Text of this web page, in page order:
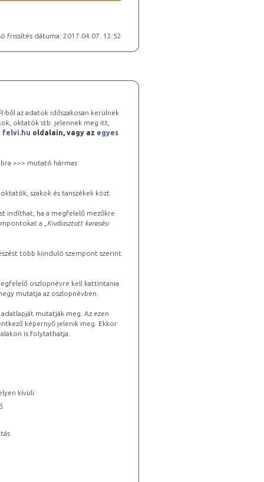
frissítés dátuma: 2017.04.07. 12:52
ből az adatok időszakosan kerülnek
oktatók stb. jelennek meg itt,
felvi.hu oldalain, vagy az egyes
>>> mutató hármas
szakok és tanszékek közt.
indíthat, ha a megfelelő mezőkre
a „ Kiválasztott keresési
több kiinduló szempont szerint
oszlopnévre kell kattintania
mutatja az oszlopnévben.
mutatják meg. Az ezen
képernyő jelenik meg. Ekkor
is folytathatja.
kívüli